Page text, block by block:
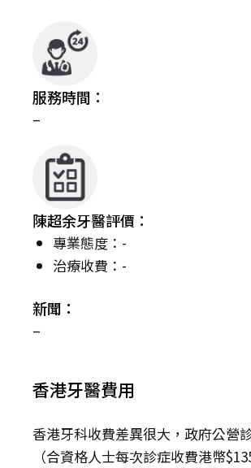
服務時間：
–
陳超余牙醫評價：
專業態度：-
治療收費：-
新聞：
–
香港牙醫費用
香港牙科收費差異很大，政府公營
（合資格人士每次診症收費港幣